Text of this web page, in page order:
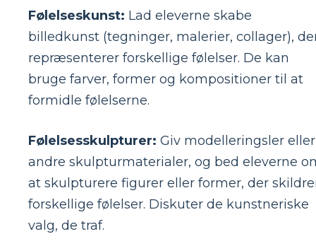
Følelseskunst: Lad eleverne skabe
billedkunst (tegninger, malerier, collager),
repræsenterer forskellige følelser. De kan
bruge farver, former og kompositioner til at
formidle følelserne.
Følelsesskulpturer: Giv modelleringsler eller
andre skulpturmaterialer, og bed eleverne
at skulpturere figurer eller former, der
forskellige følelser. Diskuter de kunstneriske
valg, de traf.